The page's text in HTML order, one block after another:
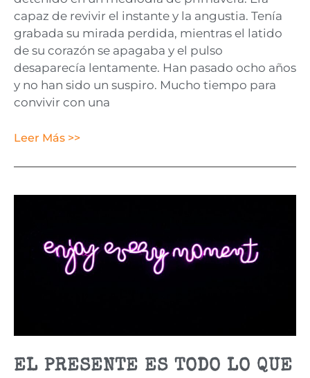
capaz de revivir el instante y la angustia. Tenía
grabada su mirada perdida, mientras el latido
de su corazón se apagaba y el pulso
desaparecía lentamente. Han pasado ocho años
y no han sido un suspiro. Mucho tiempo para
convivir con una
Leer Más >>
EL PRESENTE ES TODO LO QUE